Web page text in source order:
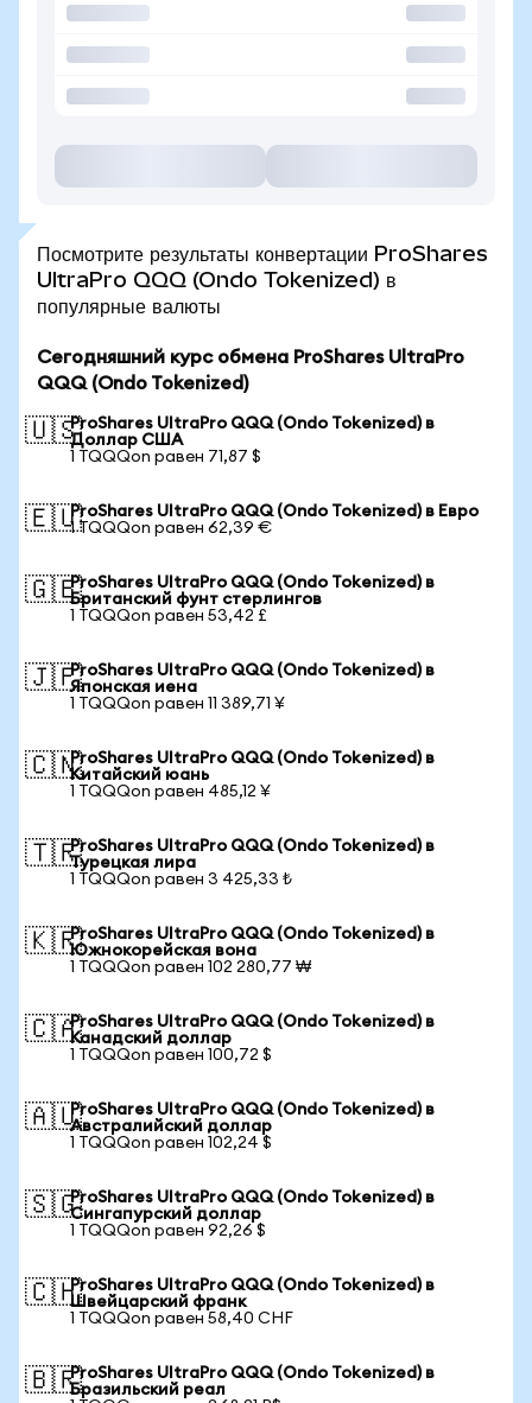
Посмотрите результаты конвертации ProShares
UltraPro QQQ (Ondo Tokenized) в
популярные валюты
Сегодняшний курс обмена ProShares UltraPro
QQQ (Ondo Tokenized)
🇺🇸ProShares UltraPro QQQ (Ondo Tokenized) в
Доллар США
1 TQQQon равен 71,87 $
🇪🇺ProShares UltraPro QQQ (Ondo Tokenized) в Евро
1 TQQQon равен 62,39 €
🇬🇧ProShares UltraPro QQQ (Ondo Tokenized) в
Британский фунт стерлингов
1 TQQQon равен 53,42 £
🇯🇵ProShares UltraPro QQQ (Ondo Tokenized) в
Японская иена
1 TQQQon равен 11 389,71 ¥
🇨🇳ProShares UltraPro QQQ (Ondo Tokenized) в
Китайский юань
1 TQQQon равен 485,12 ¥
🇹🇷ProShares UltraPro QQQ (Ondo Tokenized) в
Турецкая лира
1 TQQQon равен 3 425,33 ₺
🇰🇷ProShares UltraPro QQQ (Ondo Tokenized) в
Южнокорейская вона
1 TQQQon равен 102 280,77 ₩
🇨🇦ProShares UltraPro QQQ (Ondo Tokenized) в
Канадский доллар
1 TQQQon равен 100,72 $
🇦🇺ProShares UltraPro QQQ (Ondo Tokenized) в
Австралийский доллар
1 TQQQon равен 102,24 $
🇸🇬ProShares UltraPro QQQ (Ondo Tokenized) в
Сингапурский доллар
1 TQQQon равен 92,26 $
🇨🇭ProShares UltraPro QQQ (Ondo Tokenized) в
Швейцарский франк
1 TQQQon равен 58,40 CHF
🇧🇷ProShares UltraPro QQQ (Ondo Tokenized) в
Бразильский реал